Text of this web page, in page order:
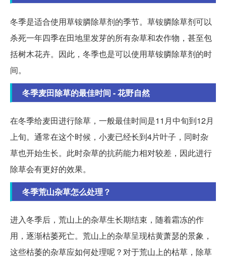
冬季是适合使用草铵膦除草剂的季节。草铵膦除草剂可以
杀死一年四季在田地里发芽的所有杂草和农作物，甚至包
括树木花卉。因此，冬季也是可以使用草铵膦除草剂的时
间。
冬季麦田除草的最佳时间 - 花野自然
在冬季给麦田进行除草，一般最佳时间是11月中旬到12月
上旬。通常在这个时候，小麦已经长到4片叶子，同时杂
草也开始生长。此时杂草的抗药能力相对较差，因此进行
除草会有更好的效果。
冬季荒山杂草怎么处理？
进入冬季后，荒山上的杂草生长期结束，随着霜冻的作
用，逐渐枯萎死亡。荒山上的杂草呈现枯黄萧瑟的景象，
这些枯萎的杂草应如何处理呢？对于荒山上的枯草，除草